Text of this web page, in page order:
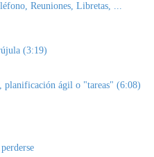
Reuniones, Libretas, ...
(3:19)
planificación ágil o "tareas" (6:08)